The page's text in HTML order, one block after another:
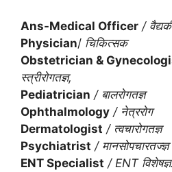
Ans-Medical Officer /
Physician/ चिकित्सक
Obstetrician &
स्त्रीरोगतज्ञ,
Pediatrician / बालरोगतज्ञ
Ophthalmology / नेत्ररोग
Dermatologist / त्वचारोगतज्ञ
Psychiatrist / मानसोपचारतज्ज्ञ
ENT Specialist / ENT विशेषज्ञ.